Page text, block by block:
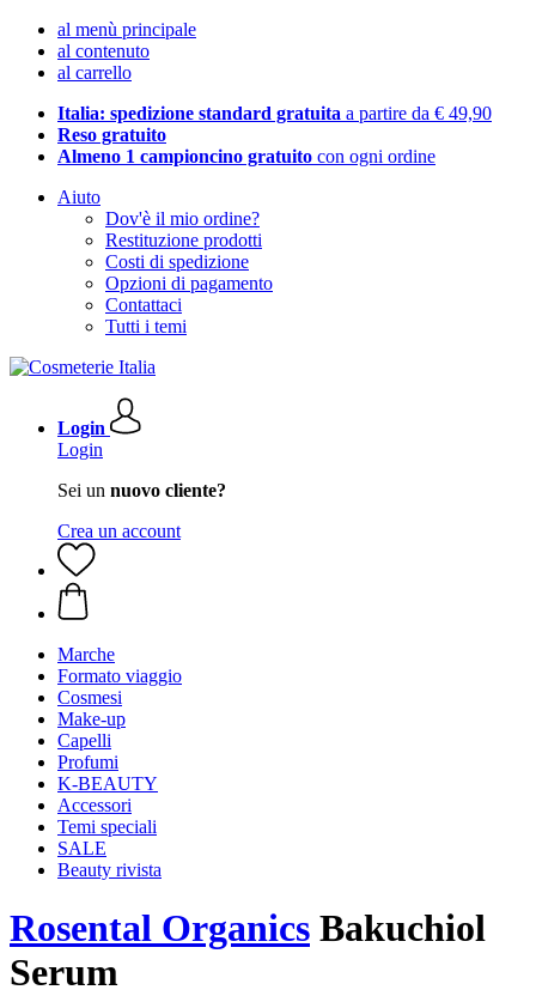
al menù principale
al contenuto
al carrello
Italia: spedizione standard gratuita a partire da € 49,90
Reso gratuito
Almeno 1 campioncino gratuito con ogni ordine
Aiuto
Dov'è il mio ordine?
Restituzione prodotti
Costi di spedizione
Opzioni di pagamento
Contattaci
Tutti i temi
Login
Login
Sei un nuovo cliente?
Crea un account
Marche
Formato viaggio
Cosmesi
Make-up
Capelli
Profumi
K-BEAUTY
Accessori
Temi speciali
SALE
Beauty rivista
Rosental Organics Bakuchiol
Serum